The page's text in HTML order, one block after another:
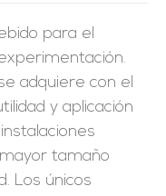
para el
adquiere con el
y aplicación
tamaño
Los únicos